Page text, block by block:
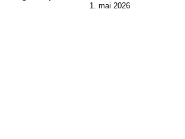
1. mai 2026